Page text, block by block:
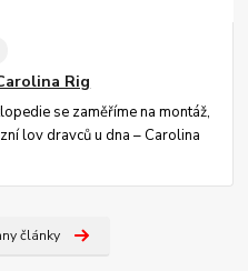
Rig
se zaměříme na montáž,
lov dravců u dna – Carolina
články